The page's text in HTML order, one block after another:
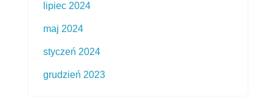
lipiec 2024
maj 2024
styczeń 2024
grudzień 2023